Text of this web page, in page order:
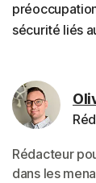
sécurité liés
Rédacteur
dans les